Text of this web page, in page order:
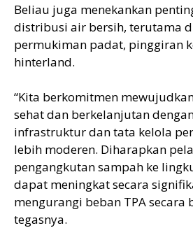
Beliau juga menekankan
distribusi air bersih, terutama
permukiman padat, pinggiran
hinterland.
“Kita berkomitmen
sehat dan berkelanjutan
infrastruktur dan tata kelola
lebih moderen. Diharapkan
pengangkutan sampah ke
dapat meningkat secara
mengurangi beban TPA secara
tegasnya.